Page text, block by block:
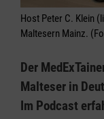
Host Peter C. Klein
Maltesern Mainz.
Der
Malteser in
Im Podcast